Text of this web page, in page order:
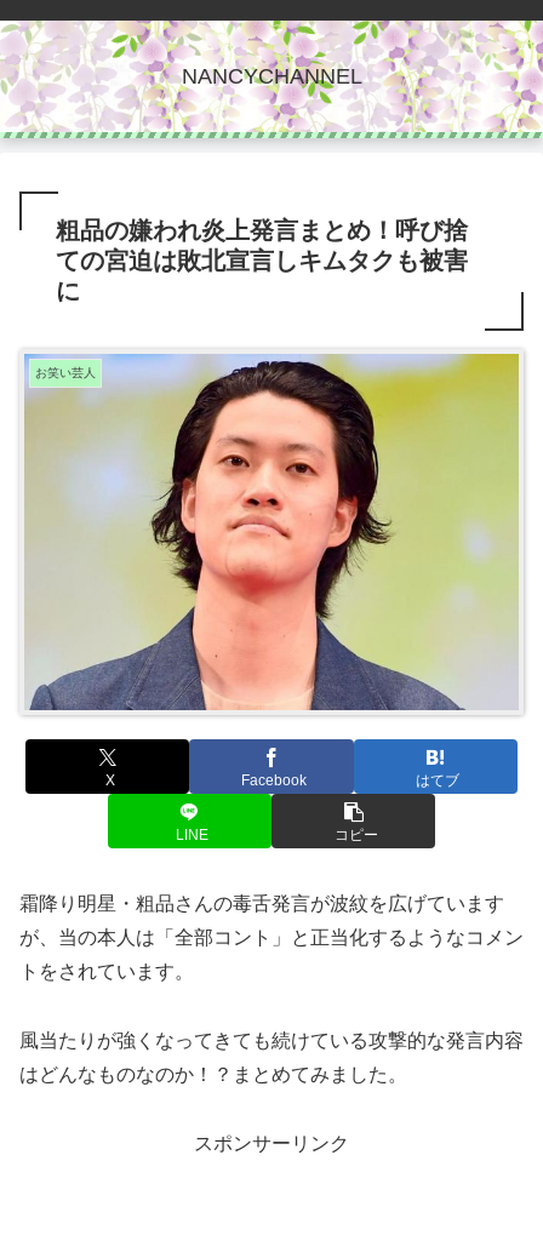
NANCYCHANNEL
粗品の嫌われ炎上発言まとめ！呼び捨
ての宮迫は敗北宣言しキムタクも被害
に
お笑い芸人
X Facebook はてブ
LINE コピー
霜降り明星・粗品さんの毒舌発言が波紋を広げています
が、当の本人は「全部コント」と正当化するようなコメン
トをされています。
風当たりが強くなってきても続けている攻撃的な発言内容
はどんなものなのか！？まとめてみました。
スポンサーリンク